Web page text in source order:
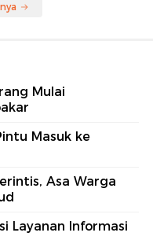
Mulai
Masuk ke
Asa Warga
Layanan Informasi